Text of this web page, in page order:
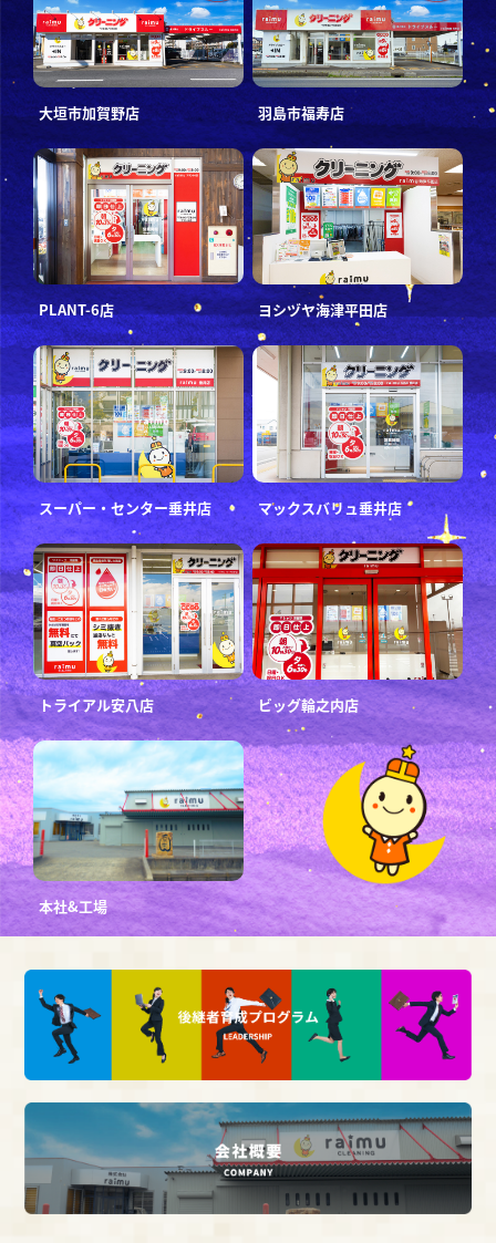
大垣市加賀野店 羽島市福寿店
PLANT-6店 ヨシヅヤ海津平田店
スーパー・センター垂井店 マックスバリュ垂井店
トライアル安八店 ビッグ輪之内店
本社&工場